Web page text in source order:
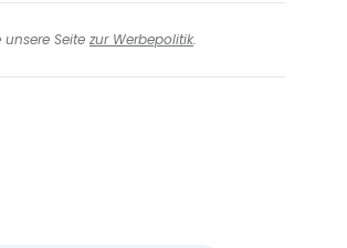
Seite zur Werbepolitik.